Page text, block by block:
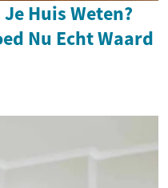
Huis Weten?
Nu Echt Waard